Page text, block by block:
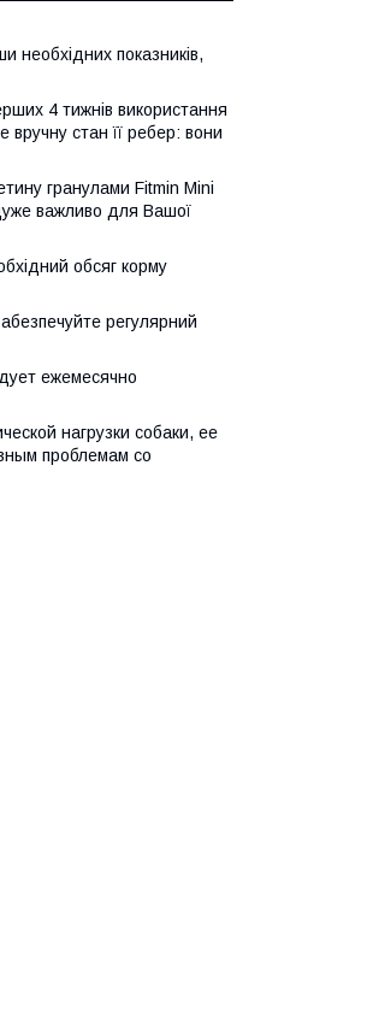
необхідних показників,
4 тижнів використання
вручну стан її ребер: вони
гранулами Fitmin Mini
важливо для Вашої
обсяг корму
регулярний
ежемесячно
нагрузки собаки, ее
проблемам со